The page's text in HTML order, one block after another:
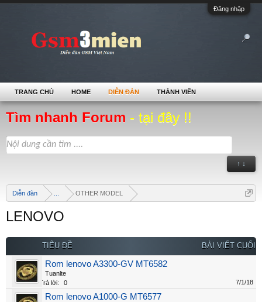
Đăng nhập
Tìm nhanh Forum - tại đây !!
↑ ↓
Diễn đàn OTHER MODEL
LENOVO
TIÊU ĐỀ BÀI VIẾT CUỐI
Rom lenovo A3300-GV MT6582
Tuanlte
Trả lời:
0 7/1/18
Rom lenovo A1000-G MT6577
TRANG CHỦ HOME DIỄN ĐÀN THÀNH VIÊN